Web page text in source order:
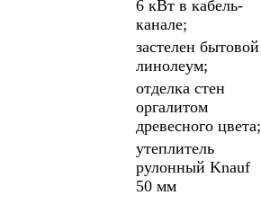
6 кВт в кабель-
канале;
застелен бытовой
линолеум;
отделка стен
оргалитом
древесного цвета;
утеплитель
рулонный Knauf
50 мм